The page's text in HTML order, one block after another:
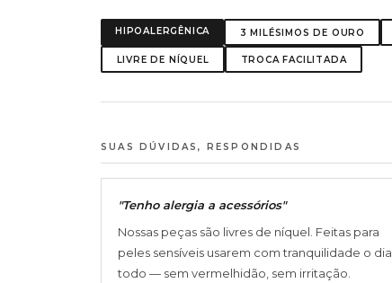
HIPOALERGÊNICA 3 MILÉSIMOS DE OURO
LIVRE DE NÍQUEL TROCA FACILITADA
SUAS DÚVIDAS, RESPONDIDAS
"Tenho alergia a acessórios"
Nossas peças são livres de níquel. Feitas para
peles sensíveis usarem com tranquilidade o dia
todo — sem vermelhidão, sem irritação.